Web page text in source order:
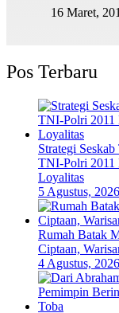
16 Maret,
Pos Terbaru
Strategi
TNI-Polri 2011
Loyalitas
5 Agustus, 2026
Rumah Batak
Ciptaan,
4 Agustus, 2026